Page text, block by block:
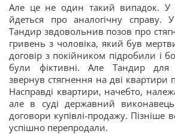
Але це не один такий випадок. У
йдеться про аналогічну справу.
Тандир звдовольнив позов про
гривень з чоловіка, який був
договір з покійником підробили і
були фіктивні. Але Тандир для
звернув стягнення на дві
Насправді квартири, начебто,
але в суді державний виконавець
договори купівлі-продажу. Пізніше
успішно перепродали.